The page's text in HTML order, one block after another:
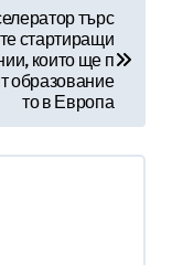
търс
стартиращи
които ще п
образование
то в Европа